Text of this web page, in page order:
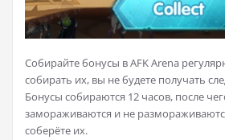
Собирайте бонусы в AFK Arena
собирать их, вы не будете получать
Бонусы собираются 12 часов, после
замораживаются и не
соберёте их.